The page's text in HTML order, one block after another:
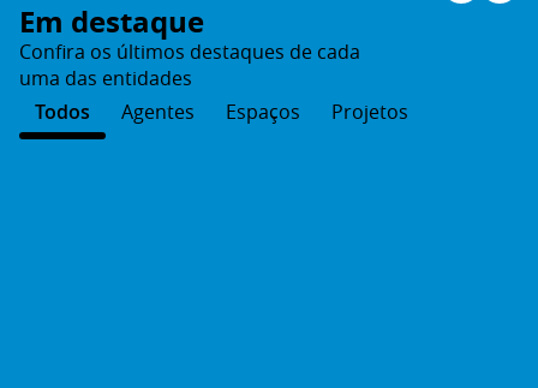
Em destaque
Confira os últimos destaques de cada
uma das entidades
Todos
Agentes Espaços Projetos